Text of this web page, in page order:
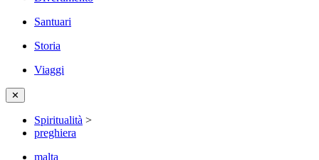
Santuari
Storia
Viaggi
✕
Spiritualità >
preghiera
malta